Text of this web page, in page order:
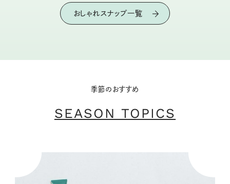
おしゃれスナップ一覧
季節のおすすめ
SEASON TOPICS